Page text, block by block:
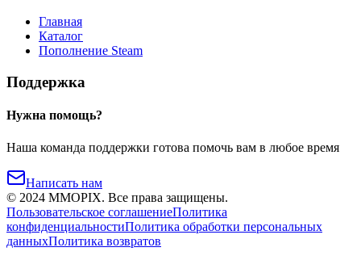
Главная
Каталог
Пополнение Steam
Поддержка
Нужна помощь?
Наша команда поддержки готова помочь вам в любое время
Написать нам
© 2024 MMOPIX. Все права защищены.
Пользовательское соглашениеПолитика
конфиденциальностиПолитика обработки персональных
данныхПолитика возвратов